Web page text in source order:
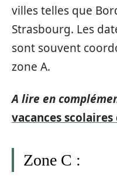
villes telles que
Strasbourg. Les
sont souvent
zone A.
A lire en
vacances
Zone C :